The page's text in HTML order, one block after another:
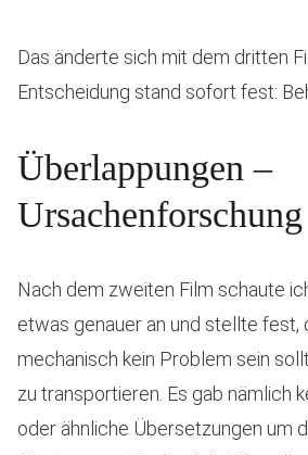
Das änderte sich mit dem dritten
Entscheidung stand sofort fest:
Überlappungen –
Ursachenforschung
Nach dem zweiten Film schaute
etwas genauer an und stellte fest,
mechanisch kein Problem sein
zu transportieren. Es gab nämlich
oder ähnliche Übersetzungen um